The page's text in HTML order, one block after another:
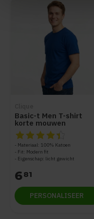
Basic-t Men T-shirt
korte mouwen
De beoordeling van dit
Materiaal: 100% Katoen
Fit: Modern fit
Eigenschap: licht gewicht
681
PERSONALISEER